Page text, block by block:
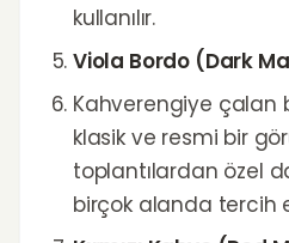
kullanılır.
Viola Bordo (Dark
Kahverengiye çalan
klasik ve resmi bir
toplantılardan özel
birçok alanda tercih